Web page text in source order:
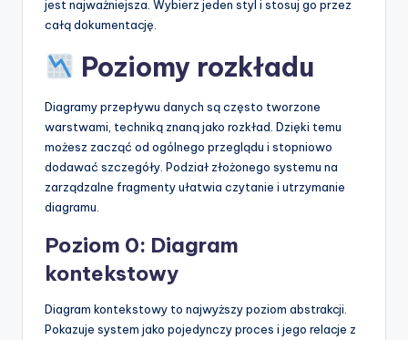
jest najważniejsza. Wybierz jeden styl i stosuj go przez
całą dokumentację.
Poziomy rozkładu
Diagramy przepływu danych są często tworzone
warstwami, techniką znaną jako rozkład. Dzięki temu
możesz zacząć od ogólnego przeglądu i stopniowo
dodawać szczegóły. Podział złożonego systemu na
zarządzalne fragmenty ułatwia czytanie i utrzymanie
diagramu.
Poziom 0: Diagram
kontekstowy
Diagram kontekstowy to najwyższy poziom abstrakcji.
Pokazuje system jako pojedynczy proces i jego relacje z